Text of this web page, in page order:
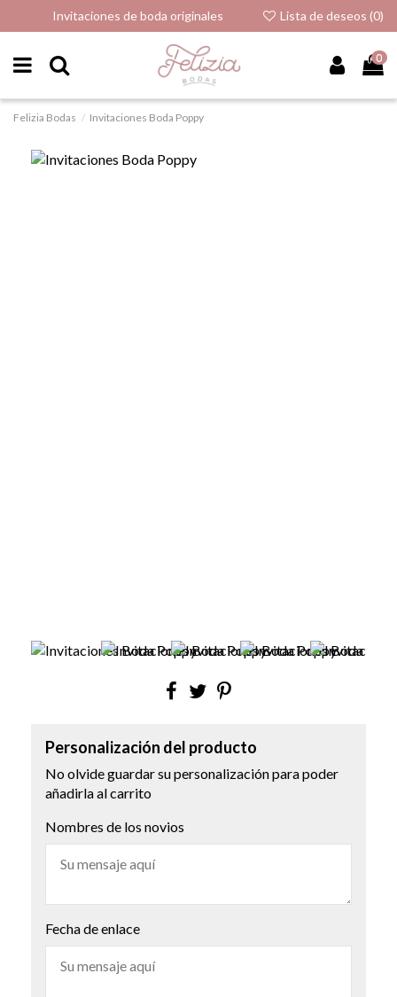
Invitaciones de boda originales Lista de deseos (0)
0
Felizia Bodas Invitaciones Boda Poppy
Personalización del producto
No olvide guardar su personalización para poder
añadirla al carrito
Nombres de los novios
Fecha de enlace